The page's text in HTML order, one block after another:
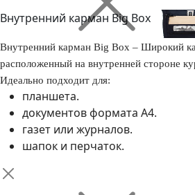
Внутренний карман Big Box
Внутренний карман Big Box – Широкий
расположенный на внутренней стороне
Идеально подходит для:
планшета.
документов формата А4.
газет или журналов.
шапок и перчаток.